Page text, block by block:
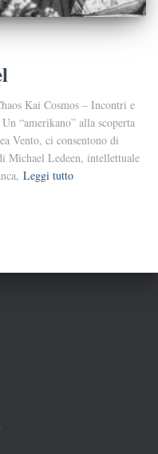
Kai Cosmos – Incontri e
“amerikano” alla scoperta
Vento, ci consentono di
Michael Ledeen, intellettuale
Leggi tutto